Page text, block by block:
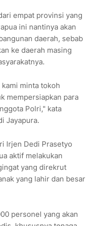
empat provinsi yang
ini nantinya akan
daerah, sebab
ke daerah masing
minta tokoh
mempersiapkan para
Polri," kata
Jayapura.
Irjen Dedi Prasetyo
aktif melakukan
yang direkrut
yang lahir dan besar
personel yang akan